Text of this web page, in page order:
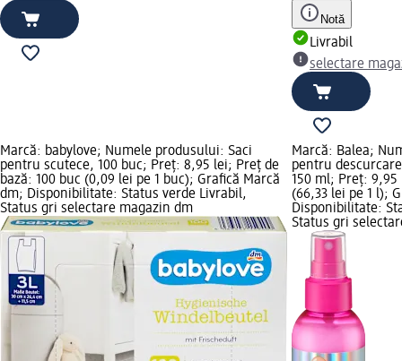
Notă
Livrabil
selectare
Marcă: babylove; Numele produsului: Saci
pentru scutece, 100 buc; Preț: 8,95 lei; Preț de
bază: 100 buc (0,09 lei pe 1 buc); Grafică Marcă
dm; Disponibilitate: Status verde Livrabil,
Status gri selectare magazin dm
Marcă: Balea;
pentru
150 ml; Preț: 9,95
(66,33 lei pe 1 l);
Disponibilitate:
Status gri